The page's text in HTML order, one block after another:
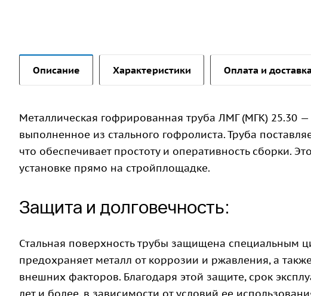
Описание Характеристики Оплата и
Металлическая гофрированная труба ЛМГ (МГК) 25.30
выполненное из стального гофролиста. Труба
что обеспечивает простоту и оперативность сборки.
установке прямо на стройплощадке.
Защита и долговечность:
Стальная поверхность трубы защищена специальным
предохраняет металл от коррозии и ржавления, а
внешних факторов. Благодаря этой защите, срок